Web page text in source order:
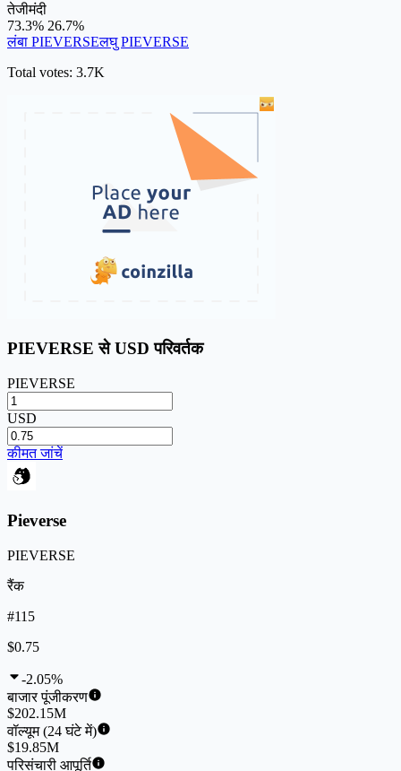
तेजीमंदी
73.3% 26.7%
लंबा PIEVERSEलघु PIEVERSE
Total votes: 3.7K
PIEVERSE से USD परिवर्तक
PIEVERSE
USD
कीमत जांचें
Pieverse
PIEVERSE
रैंक
#115
$0.75
-2.05%
बाजार पूंजीकरण
$202.15M
वॉल्यूम (24 घंटे में)
$19.85M
परिसंचारी आपूर्ति